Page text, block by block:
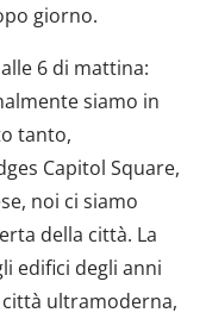
giorno.
6 di mattina:
siamo in
tanto,
Capitol Square,
noi ci siamo
della città. La
edifici degli anni
città ultramoderna,